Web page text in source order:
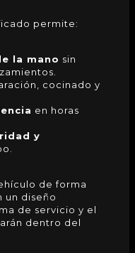
permite:
la mano sin
cocinado y
en horas
y
de forma
un diseño
de servicio y el
dentro del